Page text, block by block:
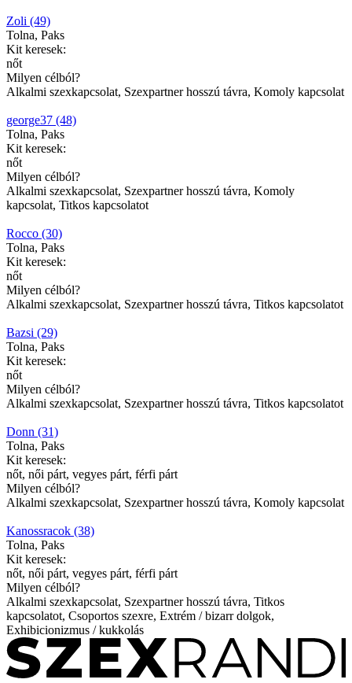
Zoli (49)
Tolna, Paks
Kit keresek:
nőt
Milyen célból?
Alkalmi szexkapcsolat, Szexpartner hosszú távra, Komoly kapcsolat
george37 (48)
Tolna, Paks
Kit keresek:
nőt
Milyen célból?
Alkalmi szexkapcsolat, Szexpartner hosszú távra, Komoly
kapcsolat, Titkos kapcsolatot
Rocco (30)
Tolna, Paks
Kit keresek:
nőt
Milyen célból?
Alkalmi szexkapcsolat, Szexpartner hosszú távra, Titkos kapcsolatot
Bazsi (29)
Tolna, Paks
Kit keresek:
nőt
Milyen célból?
Alkalmi szexkapcsolat, Szexpartner hosszú távra, Titkos kapcsolatot
Donn (31)
Tolna, Paks
Kit keresek:
nőt, női párt, vegyes párt, férfi párt
Milyen célból?
Alkalmi szexkapcsolat, Szexpartner hosszú távra, Komoly kapcsolat
Kanossracok (38)
Tolna, Paks
Kit keresek:
nőt, női párt, vegyes párt, férfi párt
Milyen célból?
Alkalmi szexkapcsolat, Szexpartner hosszú távra, Titkos
kapcsolatot, Csoportos szexre, Extrém / bizarr dolgok,
Exhibicionizmus / kukkolás